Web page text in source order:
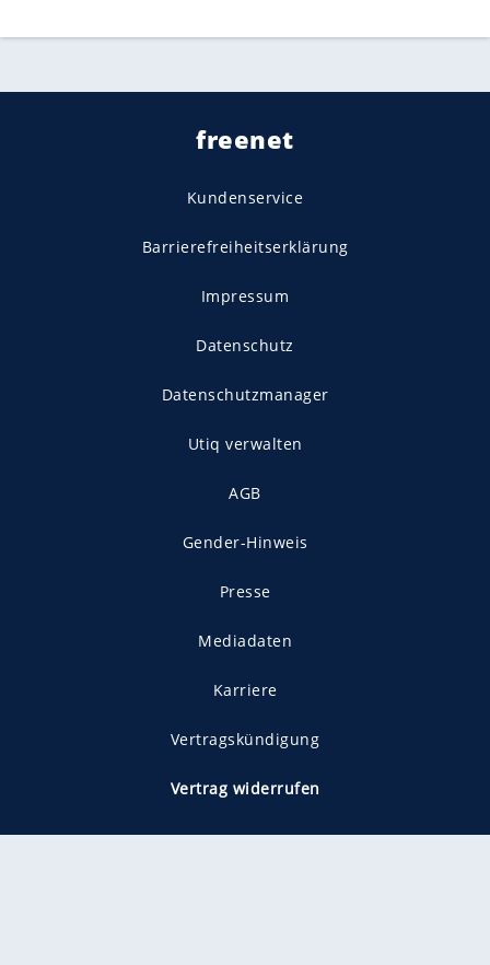
freenet
Kundenservice
Barrierefreiheitserklärung
Impressum
Datenschutz
Datenschutzmanager
Utiq verwalten
AGB
Gender-Hinweis
Presse
Mediadaten
Karriere
Vertragskündigung
Vertrag widerrufen